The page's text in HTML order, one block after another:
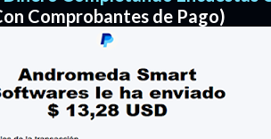
Comprobantes de Pago)